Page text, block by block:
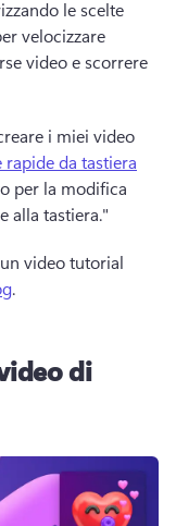
le scelte
velocizzare
video e scorrere
i miei video
rapide da tastiera
per la modifica
alla tastiera."
video tutorial
.
di